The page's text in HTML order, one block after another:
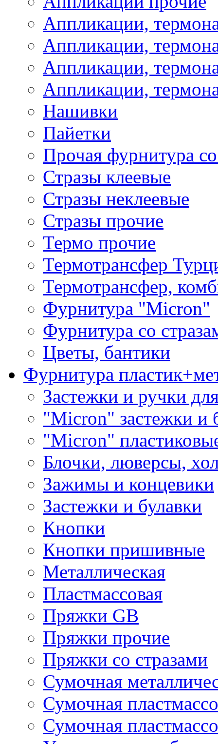
Аппликации,
Аппликации,
Аппликации,
Аппликации,
Нашивки
Пайетки
Прочая фурнитура
Стразы клеевые
Стразы неклеевые
Стразы прочие
Термо прочие
Термотрансфер
Термотрансфер,
Фурнитура "Micron"
Фурнитура со
Цветы, бантики
Фурнитура
Застежки и ручки
"Micron" застежки и
"Micron"
Блочки, люверсы,
Зажимы и концевики
Застежки и булавки
Кнопки
Кнопки пришивные
Металлическая
Пластмассовая
Пряжки GB
Пряжки прочие
Пряжки со стразами
Сумочная
Сумочная
Сумочная